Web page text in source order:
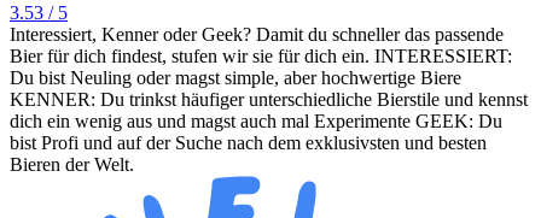
3.53 / 5
Interessiert, Kenner oder Geek? Damit du schneller das passende
Bier für dich findest, stufen wir sie für dich ein. INTERESSIERT:
Du bist Neuling oder magst simple, aber hochwertige Biere
KENNER: Du trinkst häufiger unterschiedliche Bierstile und kennst
dich ein wenig aus und magst auch mal Experimente GEEK: Du
bist Profi und auf der Suche nach dem exklusivsten und besten
Bieren der Welt.